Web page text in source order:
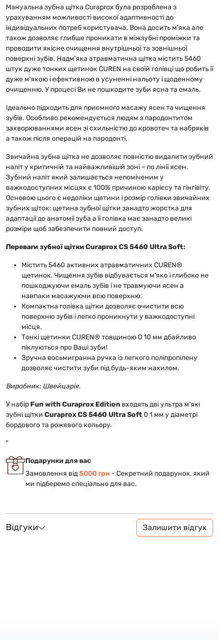
Мануальна зубна щітка Curaprox була розроблена з
урахуванням можливості високої адаптивності до
індивідуальних потреб користувача. Вона досить м'яка але
також дозволяє глибше проникати в міжзубні проміжки та
проводити якісне очищення внутрішньої та зовнішньої
поверхні зубів. Надм'яка атравматична щітка містить 5460
штук дуже тонких щетинок CUREN на своїй голівці що робить її
дуже м'якою і ефективною в усуненні нальоту і щоденному
очищенню. У процесі Ви не пошкодите зуби ясна та емаль.
Ідеально підходить для приємного масажу ясен та чищення
зубів. Особливо рекомендується людям з пародонтитом
захворюваннями ясен зі схильністю до кровотеч та набряків
а також після операцій на пародонті.
Звичайна зубна щітка не дозволяє повністю видалити зубний
наліт у критичній та найважливішій зоні – по лінії ясен.
Зубний наліт який залишається непоміченим у
важкодоступних місцях є 100% причиною карієсу та гінгівіту.
Основою цього є недоліки щетини і розмір голівки звичайних
зубних щіток: щетина зубної щітки занадто жорстка для
адаптації до анатомії зуба а її голівка має занадто великі
розміри щоб забезпечити повний доступ.
Переваги зубної щітки Curaprox CS 5460 Ultra Soft:
Містить 5460 активних атравматичних CUREN®
щетинок. Чищення зубів відбувається м'яко і глибоко не
пошкоджуючи емаль зубів і не травмуючи ясен а
навпаки масажуючи всю поверхню.
Компактна голівка щітки дозволяє очистити всю
поверхню зубів і легко проникнути у важкодоступні
місця.
Тонкі щетинки CUREN® товщиною 0 10 мм дбайливо
піклуються про Ваші зуби!
Зручна восьмигранна ручка із легкого поліпропілену
дозволяє чистити зуби під будь-яким нахилом.
Виробник: Швейцарія.
У набір Fun with Curaprox Edition входять дві ультра м'які
зубні щітки Curaprox CS 5460 Ultra Soft0 1 мм у діаметрі
бордового та рожевого кольору.
"
Подарунки для вас
Замовлення від5000 грн - Cекретний подарунок, який
ми підберемо спеціально для вас.
Відгуки Залишити відгук